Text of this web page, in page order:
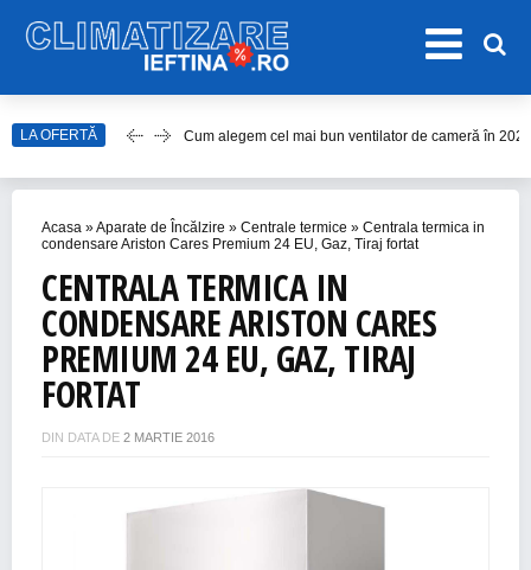
LA OFERTĂ
Top Aparate de Aer Condiționat Ieftine pentru Vară
Top 10 Aparate de Aer Condiționat Portabile fără
Acasa »Aparate de Încălzire » Centrale termice » Centrala termica in
condensare Ariston Cares Premium 24 EU, Gaz, Tiraj fortat
CENTRALA TERMICA IN
CONDENSARE ARISTON CARES
PREMIUM 24 EU, GAZ, TIRAJ
FORTAT
DIN DATA DE 2 MARTIE 2016